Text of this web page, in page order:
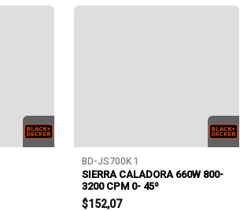
BD-JS700K 1
SIERRA CALADORA 660W 800-
3200 CPM 0- 45º
$152,07